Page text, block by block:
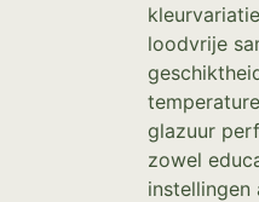
loodvrije
glazuur
zowel
instellingen